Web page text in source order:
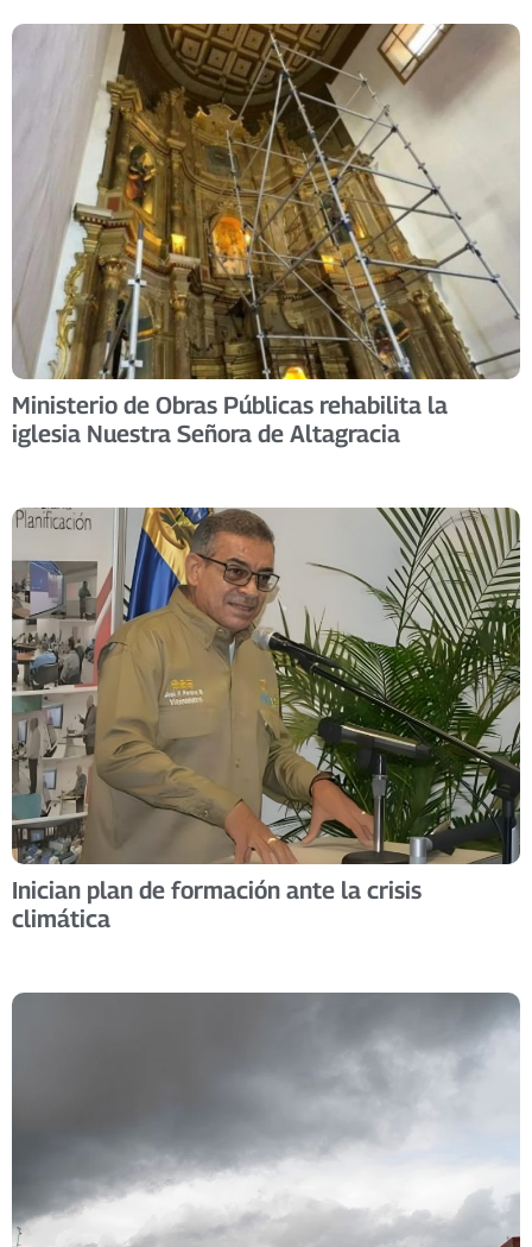
Ministerio de Obras Públicas rehabilita la
iglesia Nuestra Señora de Altagracia
Inician plan de formación ante la crisis
climática